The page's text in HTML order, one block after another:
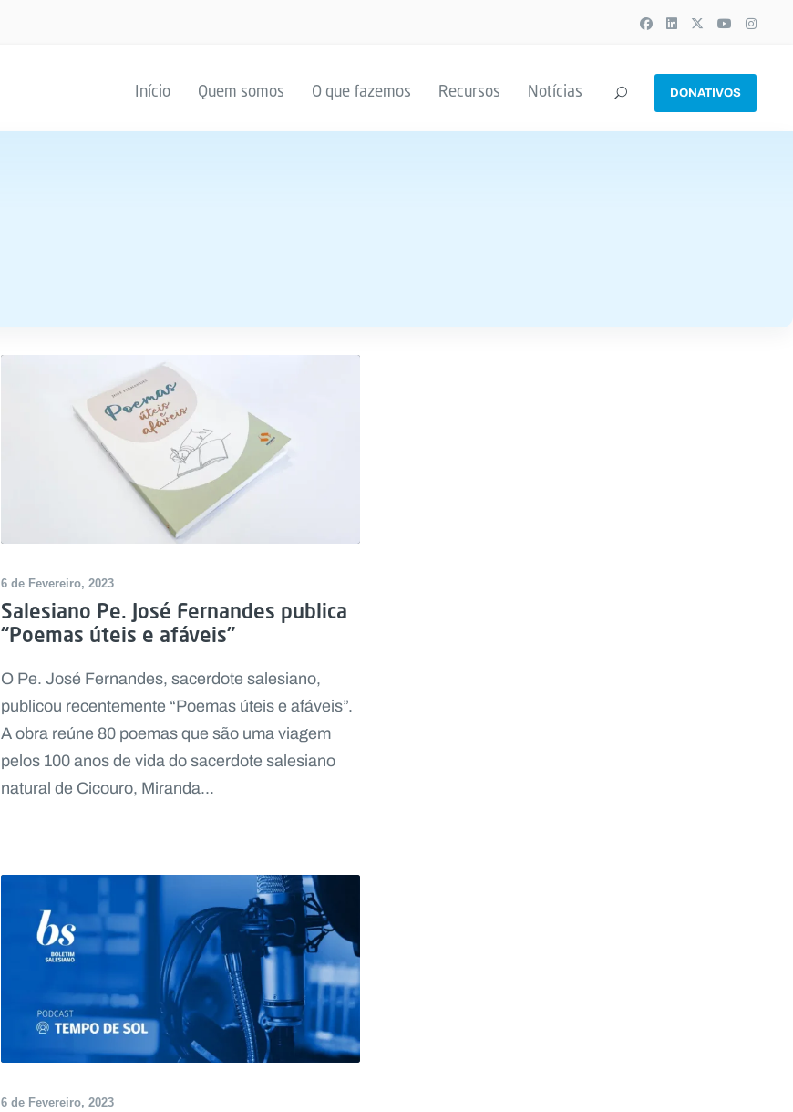
Início Quem somos O que fazemos Recursos Notícias DONATIVOS
6 de Fevereiro, 2023
Salesiano Pe. José Fernandes publica
“Poemas úteis e afáveis”
O Pe. José Fernandes, sacerdote salesiano,
publicou recentemente “Poemas úteis e afáveis”.
A obra reúne 80 poemas que são uma viagem
pelos 100 anos de vida do sacerdote salesiano
natural de Cicouro, Miranda...
6 de Fevereiro, 2023